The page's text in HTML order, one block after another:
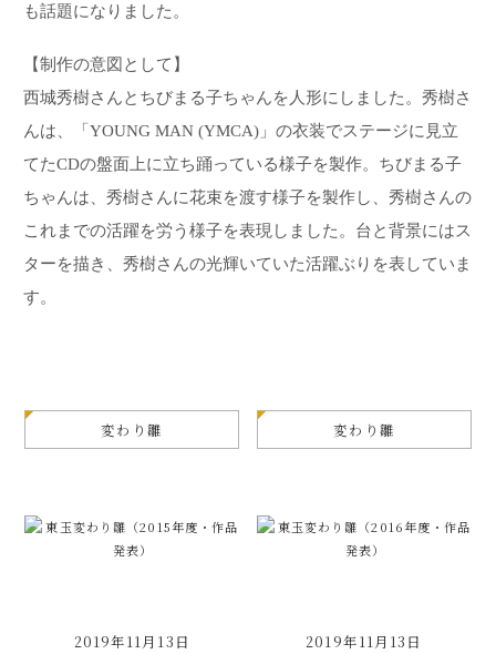
も話題になりました。
【制作の意図として】
西城秀樹さんとちびまる子ちゃんを人形にしました。秀樹さ
んは、「YOUNG MAN (YMCA)」の衣装でステージに見立
てたCDの盤面上に立ち踊っている様子を製作。ちびまる子
ちゃんは、秀樹さんに花束を渡す様子を製作し、秀樹さんの
これまでの活躍を労う様子を表現しました。台と背景にはス
ターを描き、秀樹さんの光輝いていた活躍ぶりを表していま
す。
変わり雛
2019年11月13日
変わり雛
2019年11月13日